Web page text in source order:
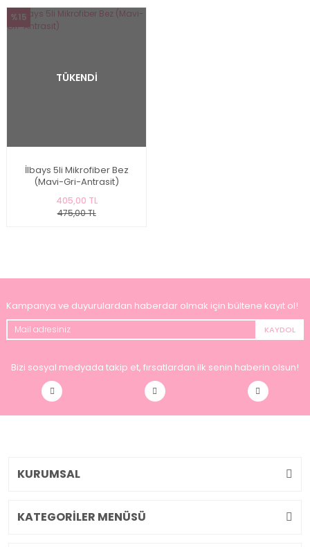
%15
TÜKENDİ
İlbays 5li Mikrofiber Bez
(Mavi-Gri-Antrasit)
405,00 TL
475,00 TL
Kampanya ve duyurulardan haberdar olmak için bültene kayıt ol!
KAYDOL
Bizi sosyal medyada takip et, fırsatlardan ilk senin haberin olsun!
KURUMSAL
KATEGORİLER MENÜSÜ